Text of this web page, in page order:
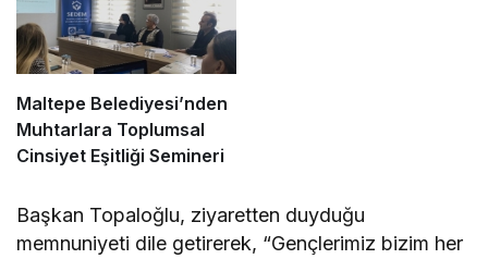
Maltepe Belediyesi’nden
Muhtarlara Toplumsal
Cinsiyet Eşitliği Semineri
Başkan Topaloğlu, ziyaretten duyduğu
memnuniyeti dile getirerek, “Gençlerimiz bizim her